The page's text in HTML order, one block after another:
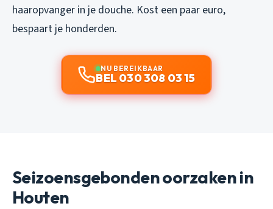
haaropvanger in je douche. Kost een paar euro,
bespaart je honderden.
NU BEREIKBAAR
BEL 030 308 03 15
Seizoensgebonden oorzaken in
Houten